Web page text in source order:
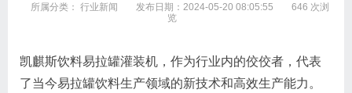
所属分类： 行业新闻 发布日期：2024-05-20 08:05:55
646 次浏
览
凯麒斯饮料易拉罐灌装机，作为行业内的佼佼者，代表
了当今易拉罐饮料生产领域的新技术和高效生产能力。